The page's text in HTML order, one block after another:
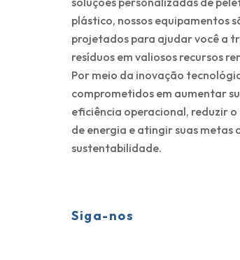
plástico, nossos equipamentos
projetados para ajudar você a
resíduos em valiosos recursos
Por meio da inovação
comprometidos em aumentar
eficiência operacional, reduzir o
de energia e atingir suas metas
sustentabilidade.
Siga-nos